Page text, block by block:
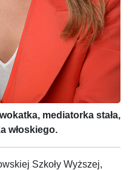
mediatorka stała,
włoskiego.
Szkoły Wyższej,